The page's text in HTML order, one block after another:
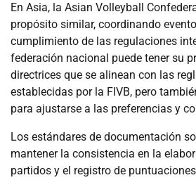
En Asia, la Asian Volleyball
propósito similar, coordinando
cumplimiento de las regulaciones
federación nacional puede tener su
directrices que se alinean con las
establecidas por la FIVB, pero
para ajustarse a las preferencias y
Los estándares de documentación
mantener la consistencia en la
partidos y el registro de